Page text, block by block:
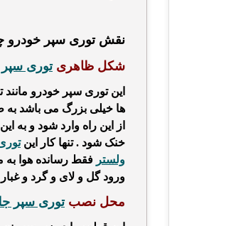
نقش توری سپر
شکل ظاهریتوری سپر
این توری سپر خودرو
ها خیلی بزرگ می باشد به
از این راه وارد شود و به
خنک شود . تنها کار این
ولستر فقط رسانده هوا به
ورود گل و لای و گرد و
محل نصبتوری سپر